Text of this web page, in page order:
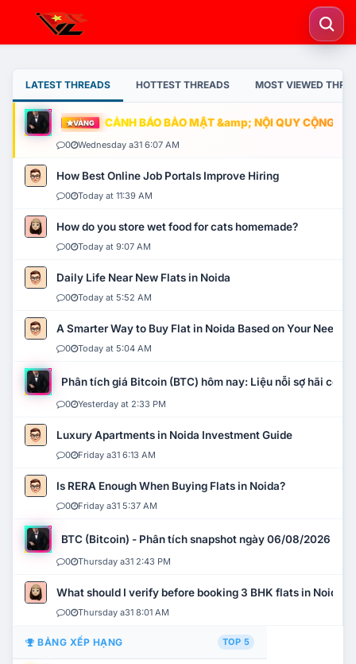
LATEST THREADS HOTTEST THREADS MOST VIEWED
VÀNG CẢNH BÁO BẢO MẬT &amp; NỘI QUY CỘNG
0 Wednesday a31 6:07 AM
How Best Online Job Portals Improve Hiring
0 Today at 11:39 AM
How do you store wet food for cats homemade?
0 Today at 9:07 AM
Daily Life Near New Flats in Noida
0 Today at 5:52 AM
A Smarter Way to Buy Flat in Noida Based on Your Needs
0 Today at 5:04 AM
Phân tích giá Bitcoin (BTC) hôm nay: Liệu nỗi sợ hãi có
0 Yesterday at 2:33 PM
Luxury Apartments in Noida Investment Guide
0 Friday a31 6:13 AM
Is RERA Enough When Buying Flats in Noida?
0 Friday a31 5:37 AM
BTC (Bitcoin) - Phân tích snapshot ngày 06/08/2026
0 Thursday a31 2:43 PM
What should I verify before booking 3 BHK flats in Noida?
0 Thursday a31 8:01 AM
BẢNG XẾP HẠNG TOP 5